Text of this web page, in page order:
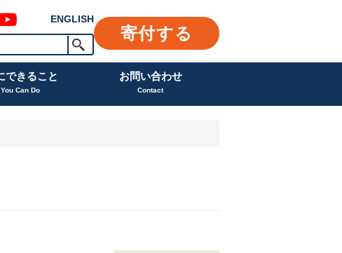
ENGLISH
寄付する
できること
Can Do
お問い合わせ
Contact